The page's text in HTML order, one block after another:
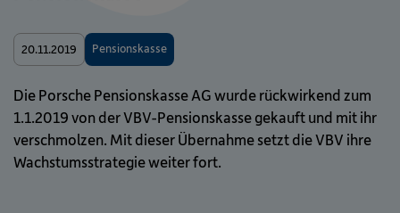
20.11.2019 Pensionskasse
Die Porsche Pensionskasse AG wurde rückwirkend zum
1.1.2019 von der VBV-Pensionskasse gekauft und mit ihr
verschmolzen. Mit dieser Übernahme setzt die VBV ihre
Wachstumsstrategie weiter fort.